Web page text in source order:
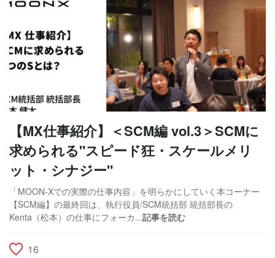
【MX仕事紹介】＜SCM編 vol.3＞SCMに
求められる"スピード狂・スケールメリ
ット・シナジー"
「MOON-Xでの実際の仕事内容」を明らかにしていく本コーナー
【SCM編】の最終回は、執行役員/SCM統括部 統括部長の
Kenta（松本）の仕事にフォーカ...記事を読む
16